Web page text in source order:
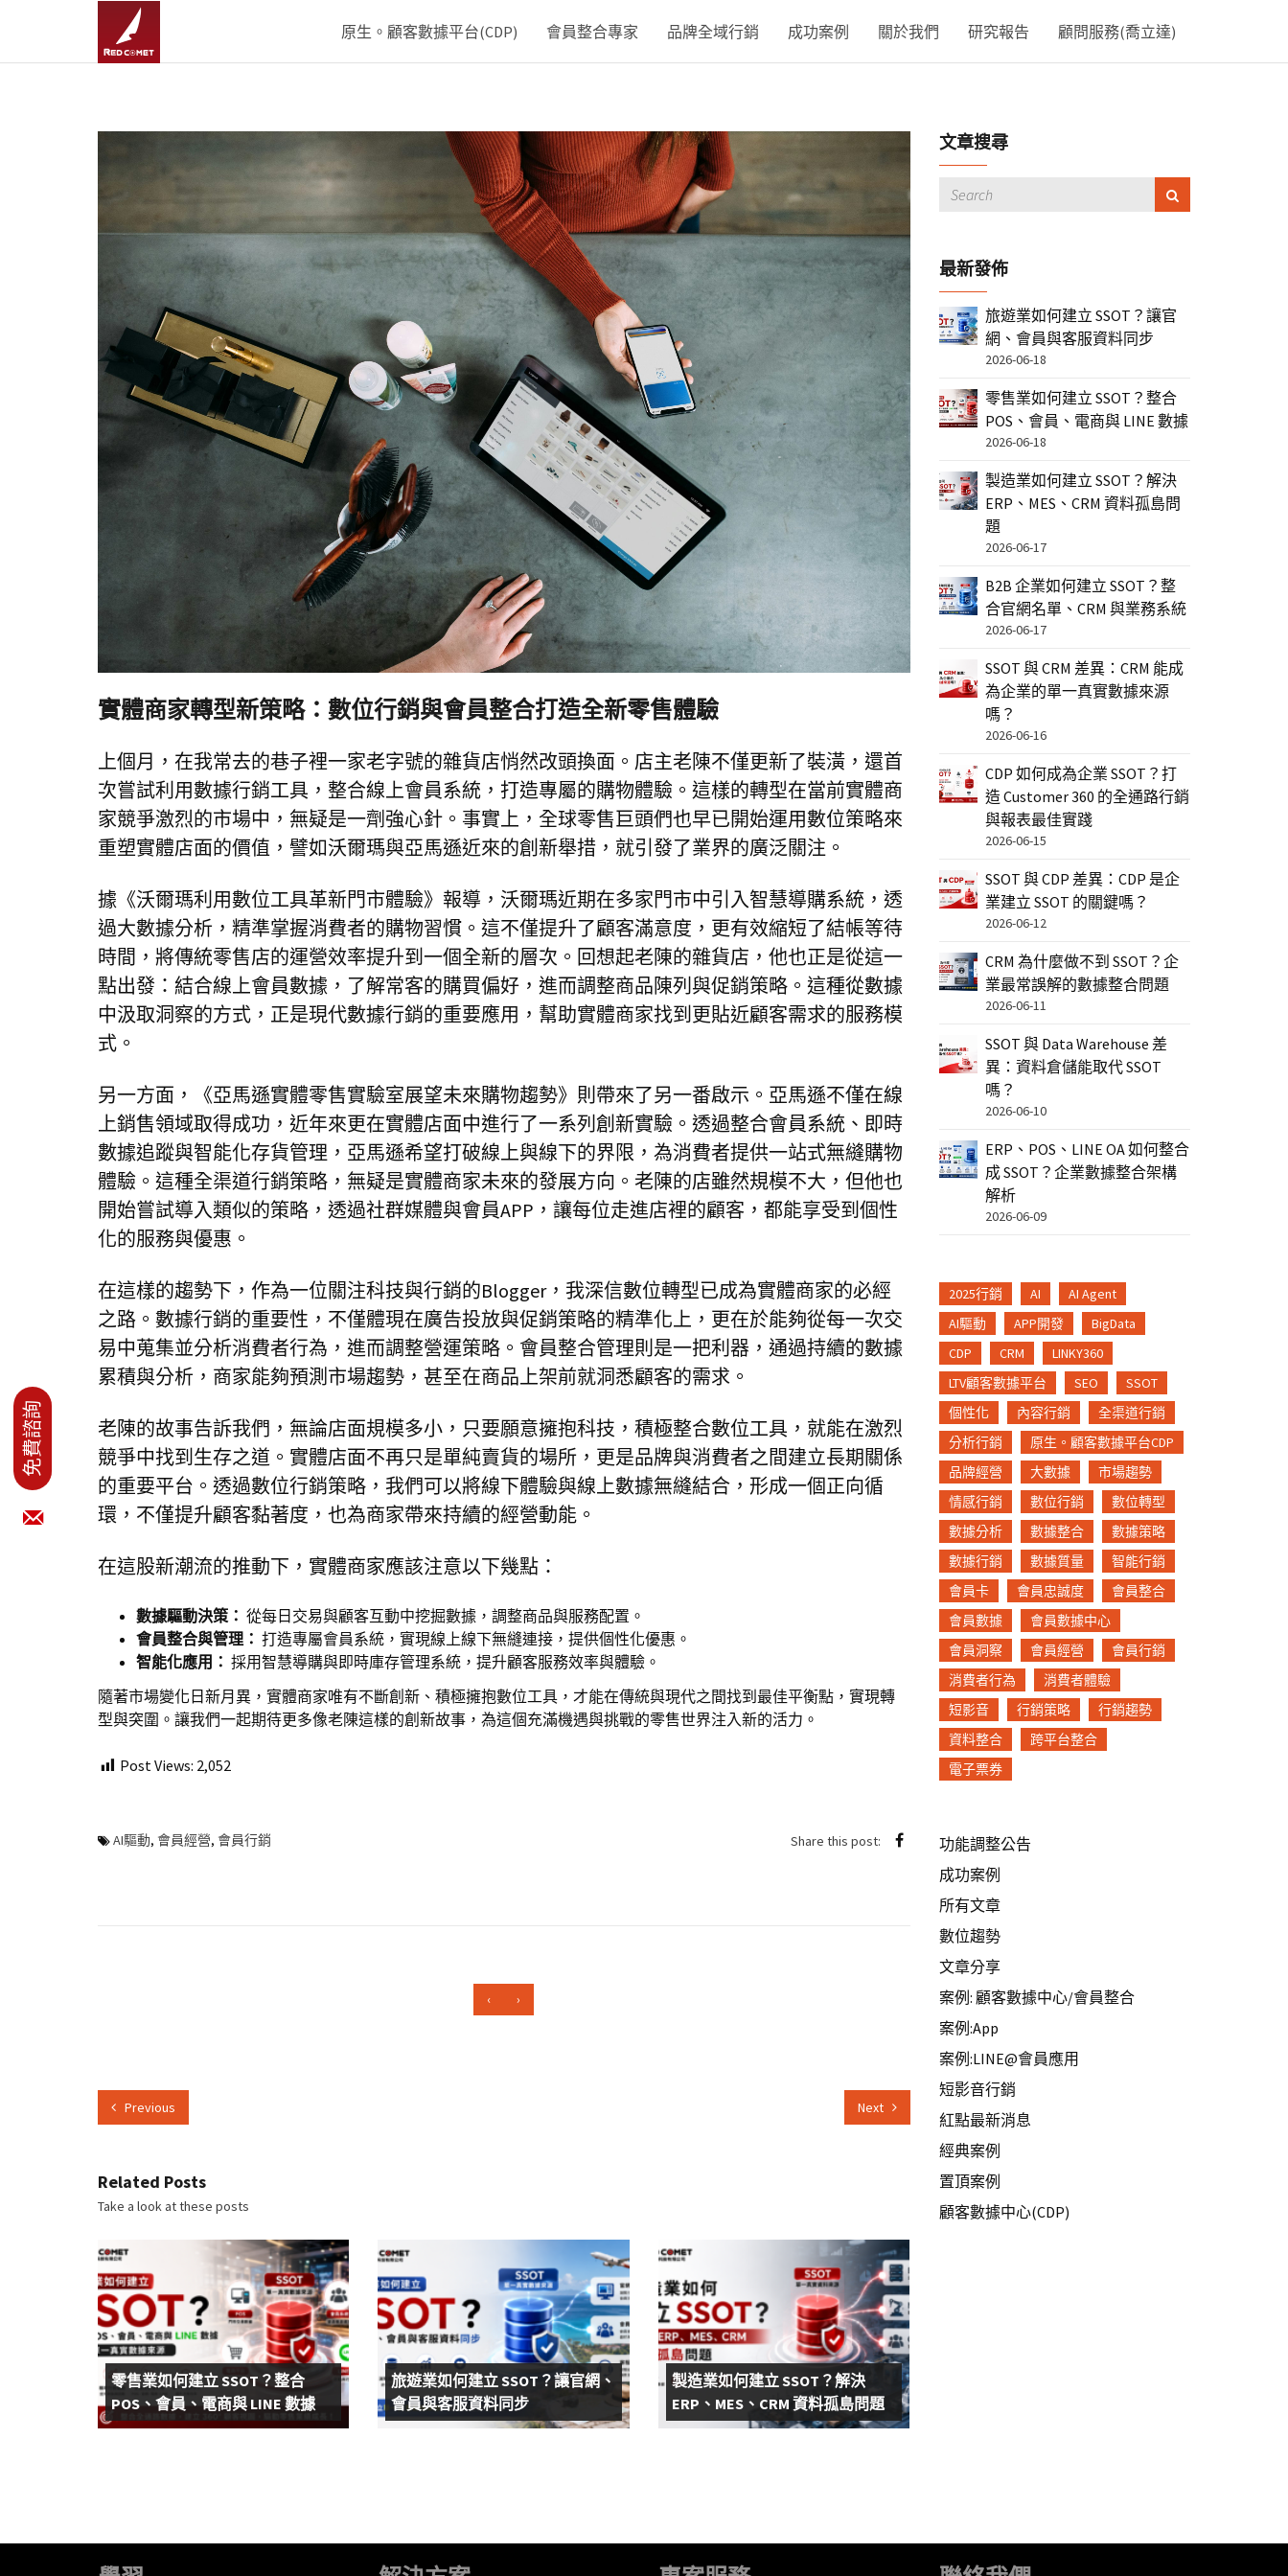
原生。顧客數據平台(CDP) 會員整合專家 品牌全域行銷 成功案例 關於我們 研究報告 顧問服務(喬立達)
實體商家轉型新策略：數位行銷與會員整合打造全新零售體驗
上個月，在我常去的巷子裡一家老字號的雜貨店悄然改頭換面。店主老陳不僅更新了裝潢，還首
次嘗試利用數據行銷工具，整合線上會員系統，打造專屬的購物體驗。這樣的轉型在當前實體商
家競爭激烈的市場中，無疑是一劑強心針。事實上，全球零售巨頭們也早已開始運用數位策略來
重塑實體店面的價值，譬如沃爾瑪與亞馬遜近來的創新舉措，就引發了業界的廣泛關注。
據《沃爾瑪利用數位工具革新門市體驗》報導，沃爾瑪近期在多家門市中引入智慧導購系統，透
過大數據分析，精準掌握消費者的購物習慣。這不僅提升了顧客滿意度，更有效縮短了結帳等待
時間，將傳統零售店的運營效率提升到一個全新的層次。回想起老陳的雜貨店，他也正是從這一
點出發：結合線上會員數據，了解常客的購買偏好，進而調整商品陳列與促銷策略。這種從數據
中汲取洞察的方式，正是現代數據行銷的重要應用，幫助實體商家找到更貼近顧客需求的服務模
式。
另一方面，《亞馬遜實體零售實驗室展望未來購物趨勢》則帶來了另一番啟示。亞馬遜不僅在線
上銷售領域取得成功，近年來更在實體店面中進行了一系列創新實驗。透過整合會員系統、即時
數據追蹤與智能化存貨管理，亞馬遜希望打破線上與線下的界限，為消費者提供一站式無縫購物
體驗。這種全渠道行銷策略，無疑是實體商家未來的發展方向。老陳的店雖然規模不大，但他也
開始嘗試導入類似的策略，透過社群媒體與會員APP，讓每位走進店裡的顧客，都能享受到個性
化的服務與優惠。
在這樣的趨勢下，作為一位關注科技與行銷的Blogger，我深信數位轉型已成為實體商家的必經
之路。數據行銷的重要性，不僅體現在廣告投放與促銷策略的精準化上，更在於能夠從每一次交
易中蒐集並分析消費者行為，進而調整營運策略。會員整合管理則是一把利器，通過持續的數據
累積與分析，商家能夠預測市場趨勢，甚至在商品上架前就洞悉顧客的需求。
老陳的故事告訴我們，無論店面規模多小，只要願意擁抱科技，積極整合數位工具，就能在激烈
競爭中找到生存之道。實體店面不再只是單純賣貨的場所，更是品牌與消費者之間建立長期關係
的重要平台。透過數位行銷策略，我們可以將線下體驗與線上數據無縫結合，形成一個正向循
環，不僅提升顧客黏著度，也為商家帶來持續的經營動能。
在這股新潮流的推動下，實體商家應該注意以下幾點：
數據驅動決策： 從每日交易與顧客互動中挖掘數據，調整商品與服務配置。
會員整合與管理： 打造專屬會員系統，實現線上線下無縫連接，提供個性化優惠。
智能化應用： 採用智慧導購與即時庫存管理系統，提升顧客服務效率與體驗。
隨著市場變化日新月異，實體商家唯有不斷創新、積極擁抱數位工具，才能在傳統與現代之間找到最佳平衡點，實現轉
型與突圍。讓我們一起期待更多像老陳這樣的創新故事，為這個充滿機遇與挑戰的零售世界注入新的活力。
Post Views: 2,052
AI驅動, 會員經營, 會員行銷 Share this post:
‹ ›
Previous Next
Related Posts
Take a look at these posts
零售業如何建立 SSOT？整合
POS、會員、電商與 LINE 數據
旅遊業如何建立 SSOT？讓官網、
會員與客服資料同步
製造業如何建立 SSOT？解決
ERP、MES、CRM 資料孤島問題
文章搜尋
最新發佈
旅遊業如何建立 SSOT？讓官
網、會員與客服資料同步
2026-06-18
零售業如何建立 SSOT？整合
POS、會員、電商與 LINE 數據
2026-06-18
製造業如何建立 SSOT？解決
ERP、MES、CRM 資料孤島問
題
2026-06-17
B2B 企業如何建立 SSOT？整
合官網名單、CRM 與業務系統
2026-06-17
SSOT 與 CRM 差異：CRM 能成
為企業的單一真實數據來源
嗎？
2026-06-16
CDP 如何成為企業 SSOT？打
造 Customer 360 的全通路行銷
與報表最佳實踐
2026-06-15
SSOT 與 CDP 差異：CDP 是企
業建立 SSOT 的關鍵嗎？
2026-06-12
CRM 為什麼做不到 SSOT？企
業最常誤解的數據整合問題
2026-06-11
SSOT 與 Data Warehouse 差
異：資料倉儲能取代 SSOT
嗎？
2026-06-10
ERP、POS、LINE OA 如何整合
成 SSOT？企業數據整合架構
解析
2026-06-09
2025行銷 AI
AI Agent
AI驅動
APP開發
BigData
CDP
CRM
LINKY360
LTV顧客數據平台
SEO
SSOT
個性化
內容行銷
全渠道行銷
分析行銷
原生。顧客數據平台CDP
品牌經營
大數據
市場趨勢
情感行銷
數位行銷
數位轉型
數據分析
數據整合
數據策略
數據行銷
數據質量
智能行銷
會員卡
會員忠誠度
會員整合
會員數據
會員數據中心
會員洞察
會員經營
會員行銷
消費者行為
消費者體驗
短影音
行銷策略
行銷趨勢
資料整合
跨平台整合
電子票券
功能調整公告
成功案例
所有文章
數位趨勢
文章分享
案例: 顧客數據中心/會員整合
案例:App
案例:LINE@會員應用
短影音行銷
紅點最新消息
經典案例
置頂案例
顧客數據中心(CDP)